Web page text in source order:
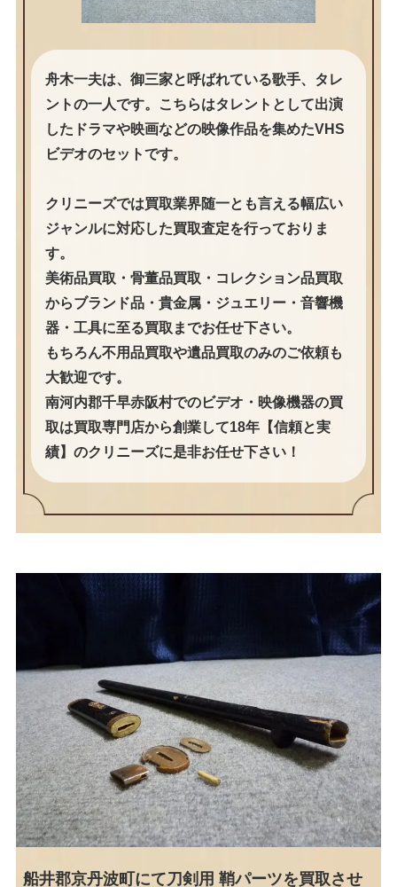
舟木一夫は、御三家と呼ばれている歌手、タレ
ントの一人です。こちらはタレントとして出演
したドラマや映画などの映像作品を集めたVHS
ビデオのセットです。
クリニーズでは買取業界随一とも言える幅広い
ジャンルに対応した買取査定を行っておりま
す。
美術品買取・骨董品買取・コレクション品買取
からブランド品・貴金属・ジュエリー・音響機
器・工具に至る買取までお任せ下さい。
もちろん不用品買取や遺品買取のみのご依頼も
大歓迎です。
南河内郡千早赤阪村でのビデオ・映像機器の買
取は買取専門店から創業して18年【信頼と実
績】のクリニーズに是非お任せ下さい！
船井郡京丹波町にて刀剣用 鞘パーツを買取させ